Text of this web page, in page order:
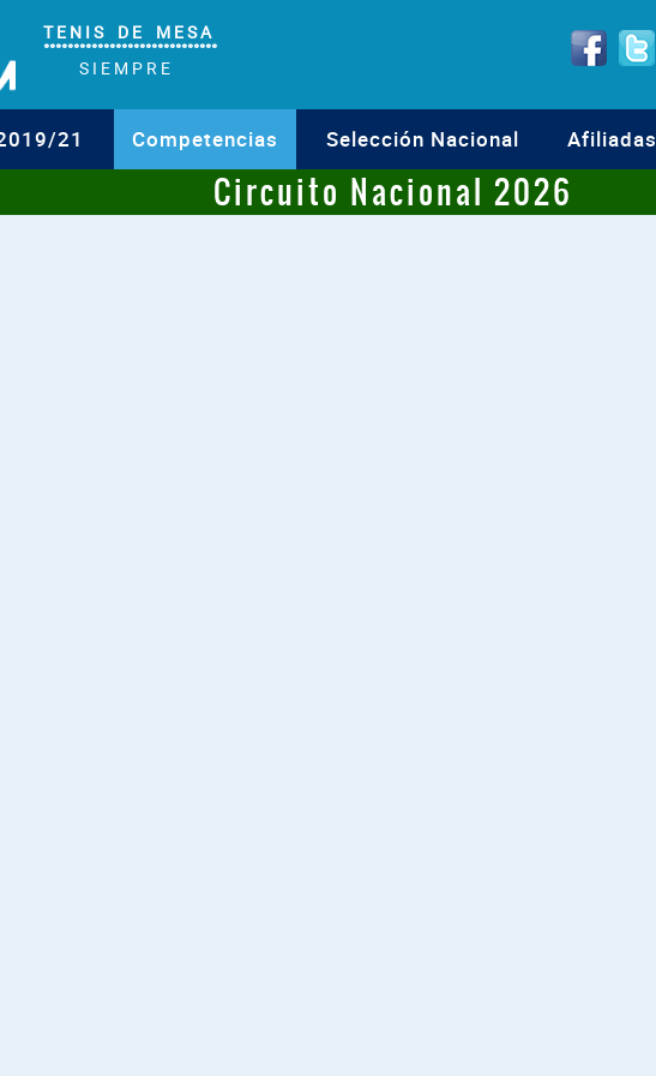
T E N I S D E M E S A
°°°°°°°°°°°°°°°°°°°°°°°°°°°°°
S I E M P R E
21 Competencias Selección Nacional Afiliadas
Circuito Nacional 2026